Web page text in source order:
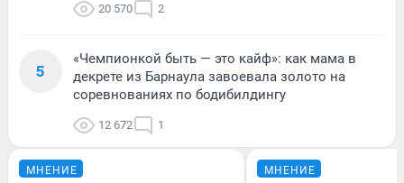
20 570 2
5
«Чемпионкой быть — это кайф»: как мама в
декрете из Барнаула завоевала золото на
соревнованиях по бодибилдингу
12 672 1
МНЕНИЕ МНЕНИЕ